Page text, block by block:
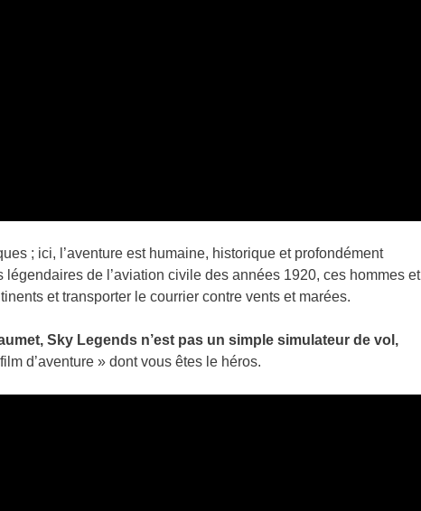
; ici, l’aventure est humaine, historique et profondément
de l’aviation civile des années 1920, ces hommes et
et transporter le courrier contre vents et marées.
Sky Legends n’est pas un simple simulateur de vol,
d’aventure » dont vous êtes le héros.